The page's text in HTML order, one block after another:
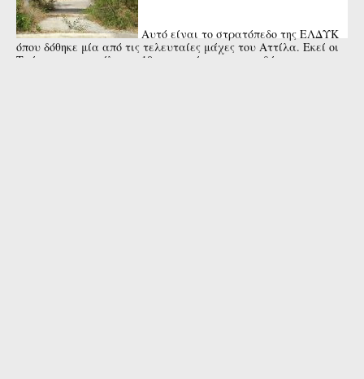
Αυτό είναι το στρατόπεδο της ΕΛΔΥΚ
όπου δόθηκε μία από τις τελευταίες μάχες του Αττίλα. Εκεί οι
Τούρκοι αποκεφάλισαν 10 στρατιώτες και τοποθέτησαν τα